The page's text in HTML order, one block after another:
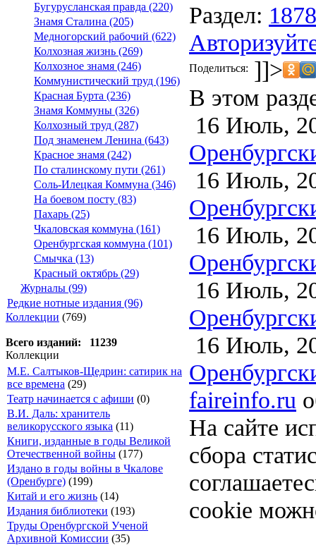
Бугурусланская правда (220)
Знамя Сталина (205)
Медногорский рабочий (622)
Колхозная жизнь (269)
Колхозное знамя (246)
Коммунистический труд (196)
Красная Бурта (236)
Знамя Коммуны (326)
Колхозный труд (287)
Под знаменем Ленина (643)
Красное знамя (242)
По сталинскому пути (261)
Соль-Илецкая Коммуна (346)
На боевом посту (83)
Пахарь (25)
Чкаловская коммуна (161)
Оренбургская коммуна (101)
Смычка (13)
Красный октябрь (29)
Журналы (99)
Редкие нотные издания (96)
Коллекции (769)
Всего изданий: 11239
Коллекции
М.Е. Салтыков-Щедрин: сатирик на
все времена (29)
Театр начинается с афиши (0)
В.И. Даль: хранитель
великорусского языка (11)
Книги, изданные в годы Великой
Отечественной войны (177)
Издано в годы войны в Чкалове
(Оренбурге) (199)
Китай и его жизнь (14)
Издания библиотеки (193)
Труды Оренбургской Ученой
Архивной Комиссии (35)
Раздел: 1878
Поделиться: ]]>
В этом
16 Июль,
16 Июль,
16 Июль,
16 Июль,
16 Июль,
faireinfo.ru
На сайте
сбора
cookie